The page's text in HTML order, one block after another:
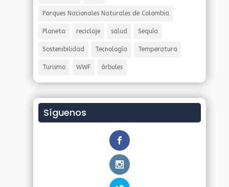
Parques Nacionales Naturales de Colombia
Planeta reciclaje salud Sequía
Sostenibilidad Tecnología Temperatura
Turismo WWF árboles
Síguenos